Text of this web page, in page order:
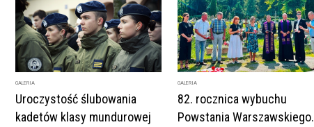
GALERIA
Uroczystość ślubowania
kadetów klasy mundurowej
GALERIA
82. rocznica wybuchu
Powstania Warszawskiego.